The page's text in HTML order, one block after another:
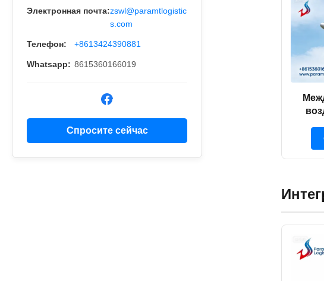
Электронная почта:zswl@paramtlogistic
s.com
Телефон: +8613424390881
Whatsapp: 8615360166019
Спросите сейчас